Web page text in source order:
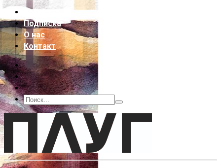
Архив
Подписка
О нас
Контакт